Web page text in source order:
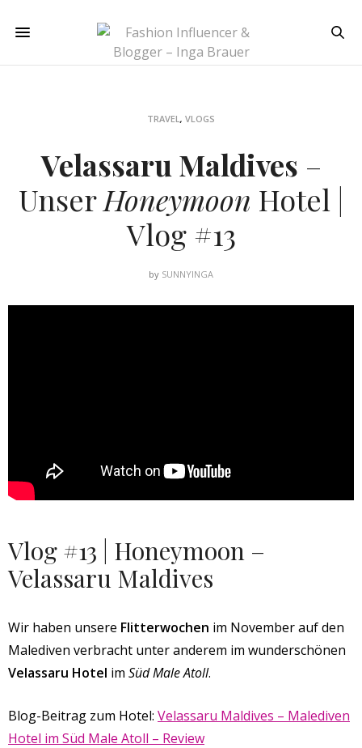
TRAVEL, VLOGS
Velassaru Maldives –
UnserHoneymoon Hotel |
Vlog #13
by SUNNYINGA
Vlog #13 | Honeymoon –
Velassaru Maldives
Wir haben unsere Flitterwochen im November auf den
Malediven verbracht unter anderem im wunderschönen
Velassaru Hotel im Süd Male Atoll.
Blog-Beitrag zum Hotel: Velassaru Maldives – Malediven
Hotel im Süd Male Atoll – Review